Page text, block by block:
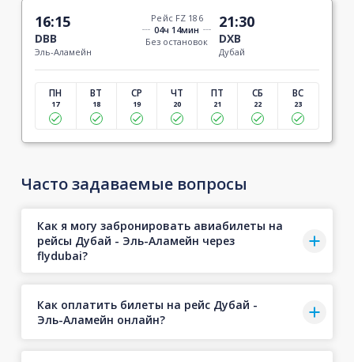
16:15
DBB
Эль-Аламейн
Рейс FZ 186
04ч 14мин
Без остановок
21:30
DXB
Дубай
ПН
17
ВТ
18
СР
19
ЧТ
20
ПТ
21
СБ
22
ВС
23
Часто задаваемые вопросы
Как я могу забронировать авиабилеты на
рейсы Дубай - Эль-Аламейн через
flydubai?
Как оплатить билеты на рейс Дубай -
Эль-Аламейн онлайн?